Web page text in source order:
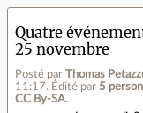
Quatre
25 novembre
Posté par Thomas
11:17. Édité par 5
CC By‑SA.